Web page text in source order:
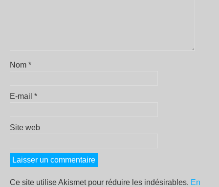
Nom *
E-mail *
Site web
Ce site utilise Akismet pour réduire les indésirables. En